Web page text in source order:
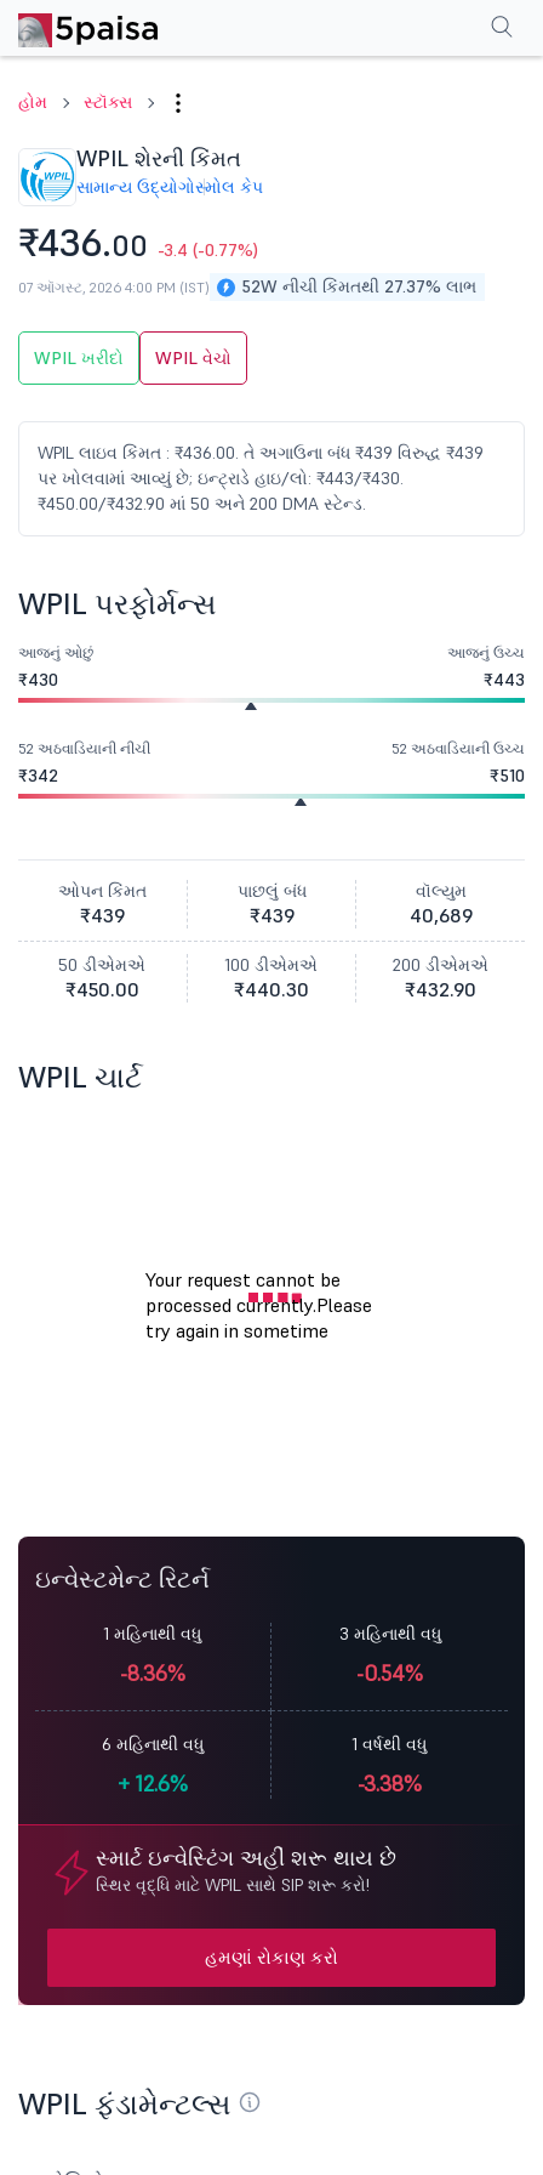
હોમ સ્ટૉક્સ
WPIL શેરની કિંમત
સામાન્ય ઉદ્યોગોસ્મોલ કેપ
₹436.00 -3.4 (-0.77%)
52W નીચી કિંમતથી 27.37% લાભ
07 ઑગસ્ટ, 2026 4:00 PM (IST)
WPIL ખરીદો WPIL વેચો
WPIL લાઇવ કિંમત : ₹436.00. તે અગાઉના બંધ ₹439 વિરુદ્ધ ₹439
પર ખોલવામાં આવ્યું છે; ઇન્ટ્રાડે હાઇ/લો: ₹443/₹430.
₹450.00/₹432.90 માં 50 અને 200 DMA સ્ટેન્ડ.
પરફોર્મન્સફાઇનાન્શિયલ્સ વધુ
WPIL પરફોર્મન્સ
આજનું ઓછું
₹430
આજનું ઉચ્ચ
₹443
52 અઠવાડિયાની નીચી
₹342
52 અઠવાડિયાની ઉચ્ચ
₹510
ઓપન કિંમત
₹439
પાછલું બંધ
₹439
વૉલ્યુમ
40,689
50 ડીએમએ
₹450.00
100 ડીએમએ
₹440.30
200 ડીએમએ
₹432.90
WPIL ચાર્ટ
ઇન્વેસ્ટમેન્ટ રિટર્ન
1 મહિનાથી વધુ
-8.36%
3 મહિનાથી વધુ
-0.54%
6 મહિનાથી વધુ
+ 12.6%
1 વર્ષથી વધુ
-3.38%
સ્માર્ટ ઇન્વેસ્ટિંગ અહીં શરૂ થાય છે
સ્થિર વૃદ્ધિ માટે WPIL સાથે SIP શરૂ કરો!
હમણાં રોકાણ કરો
WPIL ફંડામેન્ટલ્સ